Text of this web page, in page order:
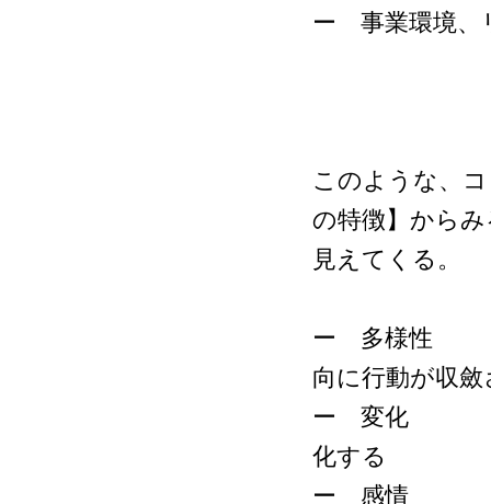
ー 事業環境、
このような、
の特徴】から
見えてくる。
ー 多様性 ：
向に行動が収
ー 変化 ：
化する
ー 感情 ： こ